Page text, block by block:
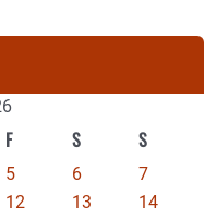
F S S
5 6
7
12 13
14